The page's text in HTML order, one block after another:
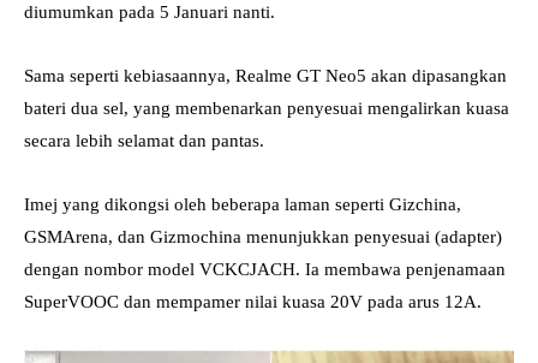
diumumkan pada 5 Januari nanti.
Sama seperti kebiasaannya, Realme GT Neo5 akan dipasangkan
bateri dua sel, yang membenarkan penyesuai mengalirkan kuasa
secara lebih selamat dan pantas.
Imej yang dikongsi oleh beberapa laman seperti Gizchina,
GSMArena, dan Gizmochina menunjukkan penyesuai (adapter)
dengan nombor model VCKCJACH. Ia membawa penjenamaan
SuperVOOC dan mempamer nilai kuasa 20V pada arus 12A.